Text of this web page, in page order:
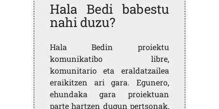
Hala Bedi babestu
nahi duzu?
Hala Bedin proiektu
komunikatibo libre,
komunitario eta eraldatzailea
eraikitzen ari gara. Egunero,
ehundaka gara proiektuan
parte hartzen dugun pertsonak,